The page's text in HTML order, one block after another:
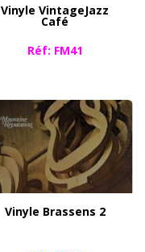
Vinyle VintageJazz
Café
Réf: FM41
Vinyle Brassens 2